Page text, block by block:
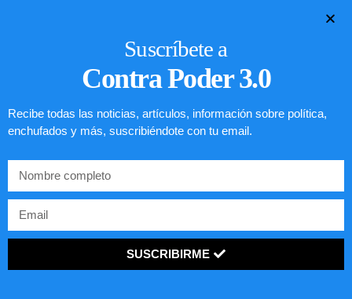
Preguntas frecuentes sobre la visa
LEER ARTÍCULO...
Suscríbete a
Contra Poder 3.0
Recibe todas las noticias, artículos, información sobre política,
enchufados y más, suscribiéndote con tu email.
SUSCRIBIRME